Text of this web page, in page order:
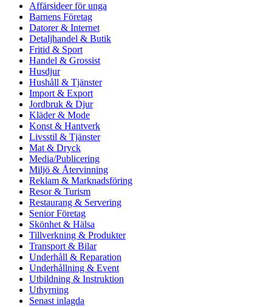
Affärsideer för unga
Barnens Företag
Datorer & Internet
Detaljhandel & Butik
Fritid & Sport
Handel & Grossist
Husdjur
Hushåll & Tjänster
Import & Export
Jordbruk & Djur
Kläder & Mode
Konst & Hantverk
Livsstil & Tjänster
Mat & Dryck
Media/Publicering
Miljö & Återvinning
Reklam & Marknadsföring
Resor & Turism
Restaurang & Servering
Senior Företag
Skönhet & Hälsa
Tillverkning & Produkter
Transport & Bilar
Underhåll & Reparation
Underhållning & Event
Utbildning & Instruktion
Uthyrning
Senast inlagda